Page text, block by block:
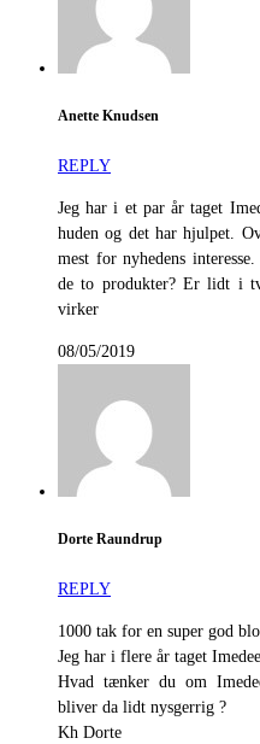
Anette Knudsen
REPLY
Jeg har i et par år taget
huden og det har hjulpet.
mest for nyhedens
de to produkter? Er lidt i
virker
08/05/2019
Dorte Raundrup
REPLY
1000 tak for en super god
Jeg har i flere år taget
Hvad tænker du om
bliver da lidt nysgerrig ?
Kh Dorte